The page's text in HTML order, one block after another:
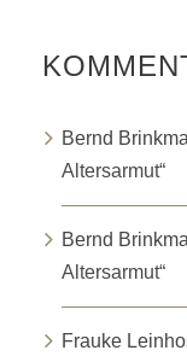
Bernd
Altersarmut“
Bernd
Altersarmut“
Frauke